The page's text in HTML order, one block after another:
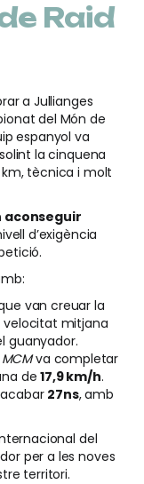
Raid
a Jullianges
del Món de
espanyol va
la cinquena
km, tècnica i molt
aconseguir
d’exigència
van creuar la
velocitat mitjana
guanyador.
va completar
de17,9 km/h.
27ns, amb
del
per a les noves
territori.